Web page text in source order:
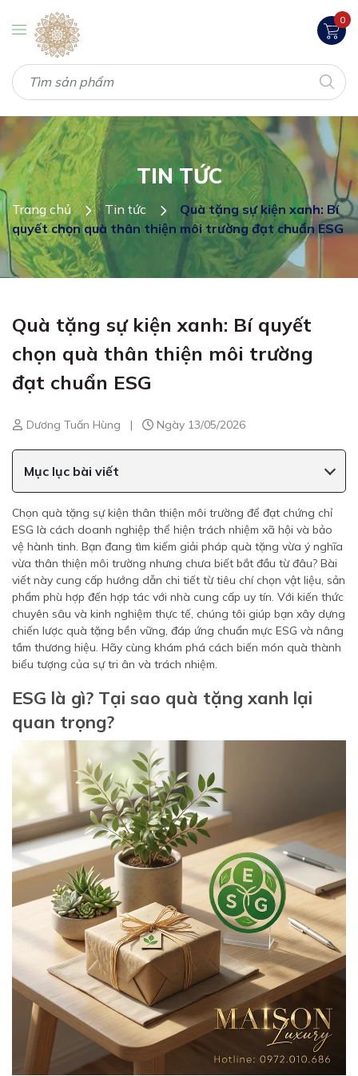
0
TIN TỨC
Trang chủ Tin tức
Quà tặng sự kiện xanh: Bí
quyết chọn quà thân thiện môi trường đạt chuẩn ESG
Quà tặng sự kiện xanh: Bí quyết
chọn quà thân thiện môi trường
đạt chuẩn ESG
Dương Tuấn Hùng | Ngày 13/05/2026
Mục lục bài viết
Chọn quà tặng sự kiện thân thiện môi trường để đạt chứng chỉ
ESG là cách doanh nghiệp thể hiện trách nhiệm xã hội và bảo
vệ hành tinh. Bạn đang tìm kiếm giải pháp quà tặng vừa ý nghĩa
vừa thân thiện môi trường nhưng chưa biết bắt đầu từ đâu? Bài
viết này cung cấp hướng dẫn chi tiết từ tiêu chí chọn vật liệu, sản
phẩm phù hợp đến hợp tác với nhà cung cấp uy tín. Với kiến thức
chuyên sâu và kinh nghiệm thực tế, chúng tôi giúp bạn xây dựng
chiến lược quà tặng bền vững, đáp ứng chuẩn mực ESG và nâng
tầm thương hiệu. Hãy cùng khám phá cách biến món quà thành
biểu tượng của sự tri ân và trách nhiệm.
ESG là gì? Tại sao quà tặng xanh lại
quan trọng?